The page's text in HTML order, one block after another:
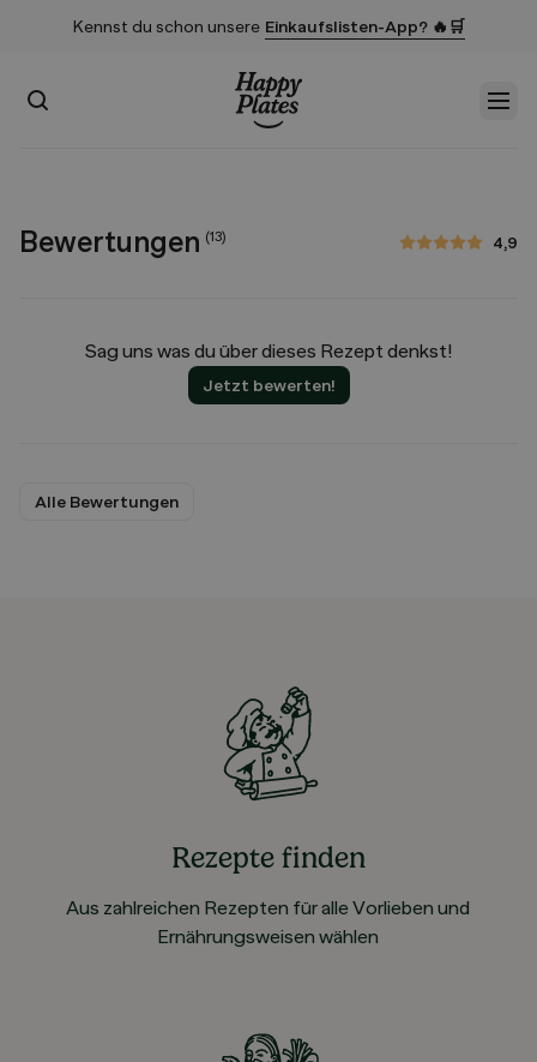
Kennst du schon unsere Einkaufslisten-App? 🔥🛒
Suchen
Bewertungen (13) 4,9
4,9 von 5 Sternen
Sag uns was du über dieses Rezept denkst!
Jetzt bewerten!
Alle Bewertungen
Rezepte finden
Aus zahlreichen Rezepten für alle Vorlieben und
Ernährungsweisen wählen